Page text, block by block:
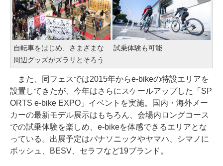
自転車をはじめ、さまざまな
周辺グッズがズラリとそろう
試乗体験も可能
また、同フェスでは2015年からe-bikeの特設エリアを
設置してきたが、今年はさらにスケールアップした「SP
ORTS e-bike EXPO」イベントを実施。国内・海外メー
カーの最新モデル展示はもちろん、会場内ロングコース
での試乗体験を楽しめ、e-bikeを体感できるエリアとな
っている。出展予定はパナソニックやヤマハ、シマノに
ボッシュ、BESV、セラフなど19ブランド。